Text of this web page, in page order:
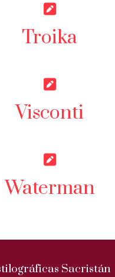
Troika
Visconti
Waterman
Sacristán